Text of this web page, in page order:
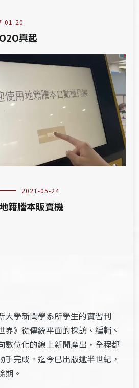
01-20
興起
2021-05-24
籍謄本販賣機
大學新聞學系所學生的實習刊
界》從傳統平面的採訪、編輯、
數位化的線上新聞產出，全程都
手完成。迄今已出版逾半世紀，
期。